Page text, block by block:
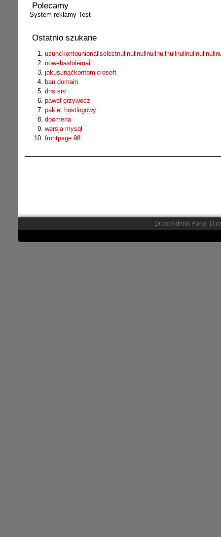
Polecamy
System reklamy Test
Ostatnio szukane
nowehasłoiemail
jakusunąćkontomicrosoft
ban domain
dns srv
paweł grzywocz
pakiet hostingowy
doomena
wersja mysql
frontpage 98
DirectAdmin Panel